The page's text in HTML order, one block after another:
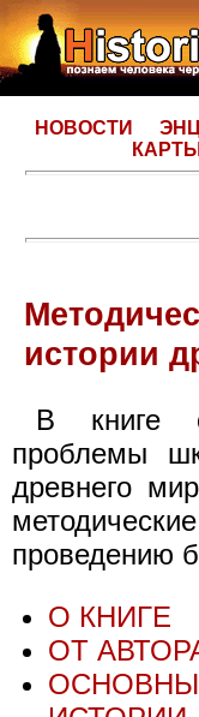
НОВОСТИ
КАРТЫ
истории
В книге
проблемы
древнего
проведению
О КНИГЕ
ОТ